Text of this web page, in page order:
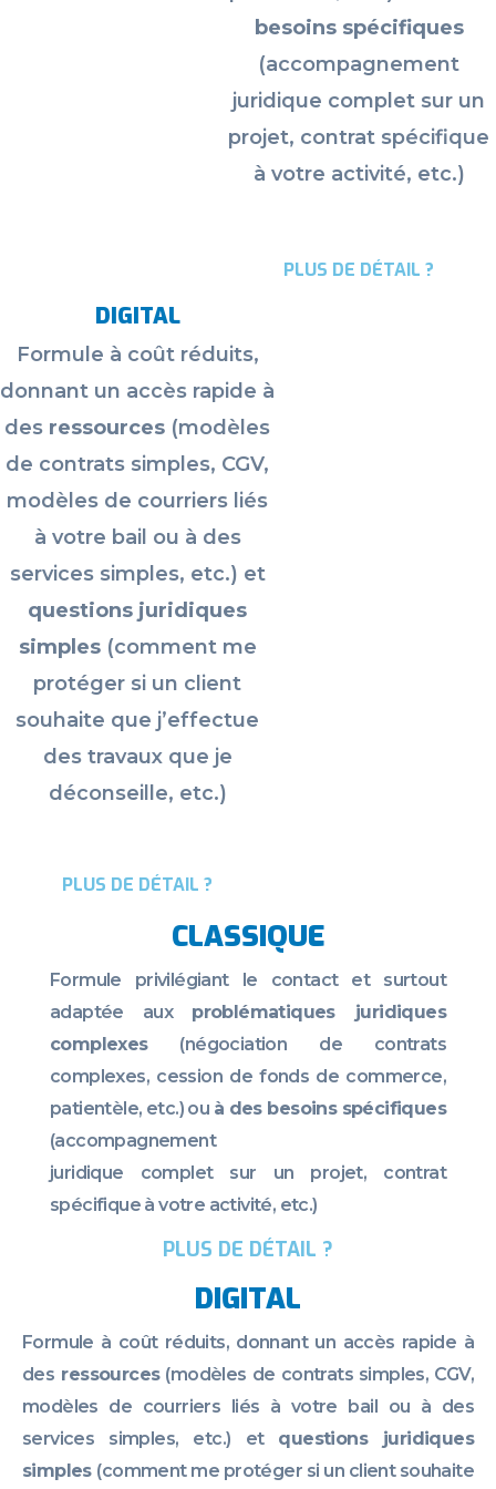
besoins spécifiques
(accompagnement
juridique complet sur un
projet, contrat spécifique
à votre activité, etc.)
PLUS DE DÉTAIL ?
DIGITAL
Formule à coût réduits,
donnant un accès rapide à
des ressources (modèles
de contrats simples, CGV,
modèles de courriers liés
à votre bail ou à des
services simples, etc.) et
questions juridiques
simples (comment me
protéger si un client
souhaite que j’effectue
des travaux que je
déconseille, etc.)
PLUS DE DÉTAIL ?
CLASSIQUE
Formule privilégiant le contact et surtout
adaptée aux
problématiques juridiques
complexes(négociation de contrats
complexes, cession de fonds de commerce,
patientèle, etc.) ou à des besoins spécifiques
(accompagnement
juridique complet sur un projet, contrat
spécifique à votre activité, etc.)
PLUS DE DÉTAIL ?
DIGITAL
Formule à coût réduits, donnant un accès rapide à
des ressources(modèles de contrats simples, CGV,
modèles de courriers liés à votre bail ou à des
services simples, etc.) et questions juridiques
simples (comment me protéger si un client souhaite